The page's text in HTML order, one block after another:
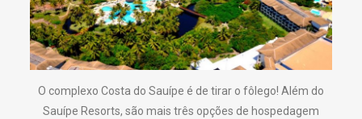
O complexo Costa do Sauípe é de tirar o fôlego! Além do
Sauípe Resorts, são mais três opções de hospedagem